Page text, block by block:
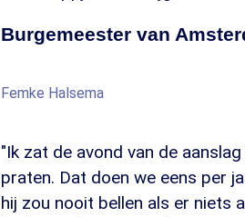
Burgemeester van
Femke Halsema
"Ik zat de avond van de
praten. Dat doen we eens per
hij zou nooit bellen als er niets